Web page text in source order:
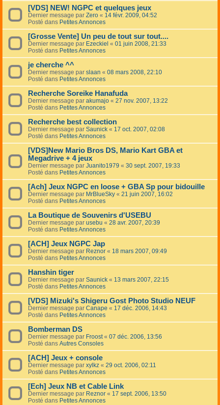
[VDS] NEW! NGPC et quelques jeux
Dernier message par Zero « 14 févr. 2009, 04:52
Posté dans Petites Annonces
[Grosse Vente] Un peu de tout sur tout....
Dernier message par Ezeckiel « 01 juin 2008, 21:33
Posté dans Petites Annonces
je cherche ^^
Dernier message par slaan « 08 mars 2008, 22:10
Posté dans Petites Annonces
Recherche Soreike Hanafuda
Dernier message par akumajo « 27 nov. 2007, 13:22
Posté dans Petites Annonces
Recherche best collection
Dernier message par Saunick « 17 oct. 2007, 02:08
Posté dans Petites Annonces
[VDS]New Mario Bros DS, Mario Kart GBA et
Megadrive + 4 jeux
Dernier message par Juanito1979 « 30 sept. 2007, 19:33
Posté dans Petites Annonces
[Ach] Jeux NGPC en loose + GBA Sp pour bidouille
Dernier message par MrBlueSky « 21 juin 2007, 16:02
Posté dans Petites Annonces
La Boutique de Souvenirs d'USEBU
Dernier message par usebu « 28 avr. 2007, 20:39
Posté dans Petites Annonces
[ACH] Jeux NGPC Jap
Dernier message par Reznor « 18 mars 2007, 09:49
Posté dans Petites Annonces
Hanshin tiger
Dernier message par Saunick « 13 mars 2007, 22:15
Posté dans Petites Annonces
[VDS] Mizuki's Shigeru Gost Photo Studio NEUF
Dernier message par Canape « 17 déc. 2006, 14:43
Posté dans Petites Annonces
Bomberman DS
Dernier message par Froost« 07 déc. 2006, 13:56
Posté dans Autres Consoles
[ACH] Jeux + console
Dernier message par xylkz « 29 oct. 2006, 02:11
Posté dans Petites Annonces
[Ech] Jeux NB et Cable Link
Dernier message par Reznor « 17 sept. 2006, 13:50
Posté dans Petites Annonces